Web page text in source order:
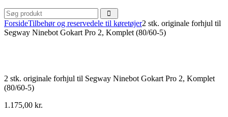
ForsideTilbehør og reservedele til køretøjer2 stk. originale forhjul til
Segway Ninebot Gokart Pro 2, Komplet (80/60-5)
2 stk. originale forhjul til Segway Ninebot Gokart Pro 2, Komplet
(80/60-5)
1.175,00 kr.